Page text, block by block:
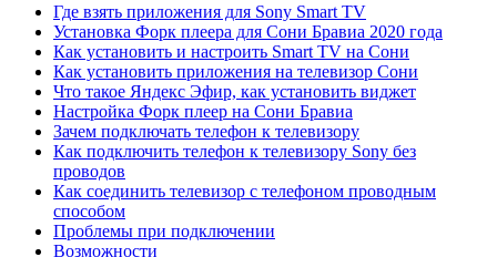
Где взять приложения для Sony Smart TV
Установка Форк плеера для Сони Бравиа 2020 года
Как установить и настроить Smart TV на Сони
Как установить приложения на телевизор Сони
Что такое Яндекс Эфир, как установить виджет
Настройка Форк плеер на Сони Бравиа
Зачем подключать телефон к телевизору
Как подключить телефон к телевизору Sony без
проводов
Как соединить телевизор с телефоном проводным
способом
Проблемы при подключении
Возможности